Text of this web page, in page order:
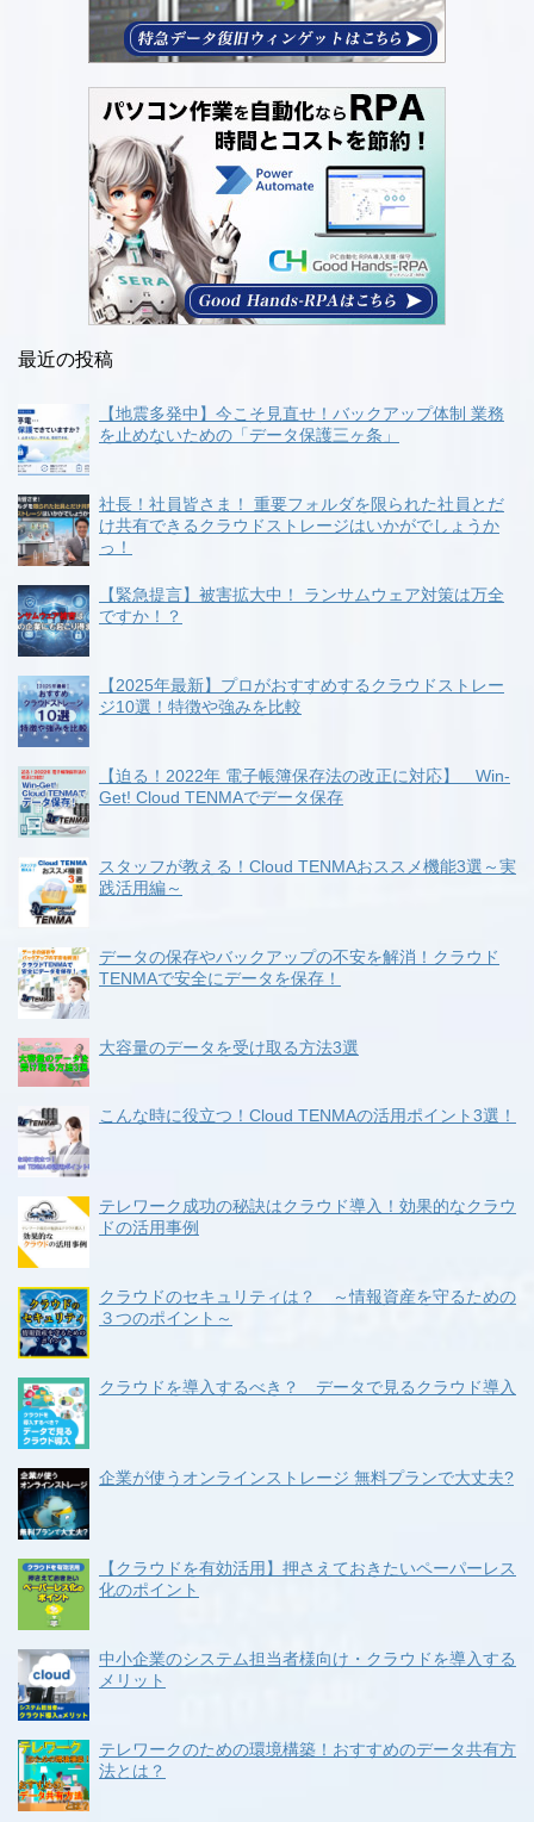
最近の投稿
【地震多発中】今こそ見直せ！バックアップ体制 業務
を止めないための「データ保護三ヶ条」
社長！社員皆さま！ 重要フォルダを限られた社員とだ
け共有できるクラウドストレージはいかがでしょうか
っ！
【緊急提言】被害拡大中！ ランサムウェア対策は万全
ですか！？
【2025年最新】プロがおすすめするクラウドストレー
ジ10選！特徴や強みを比較
【迫る！2022年 電子帳簿保存法の改正に対応】 Win-
Get! Cloud TENMAでデータ保存
スタッフが教える！Cloud TENMAおススメ機能3選～実
践活用編～
データの保存やバックアップの不安を解消！クラウド
TENMAで安全にデータを保存！
大容量のデータを受け取る方法3選
こんな時に役立つ！Cloud TENMAの活用ポイント3選！
テレワーク成功の秘訣はクラウド導入！効果的なクラウ
ドの活用事例
クラウドのセキュリティは？ ～情報資産を守るための
３つのポイント～
クラウドを導入するべき？ データで見るクラウド導入
企業が使うオンラインストレージ 無料プランで大丈夫?
【クラウドを有効活用】押さえておきたいペーパーレス
化のポイント
中小企業のシステム担当者様向け・クラウドを導入する
メリット
テレワークのための環境構築！おすすめのデータ共有方
法とは？